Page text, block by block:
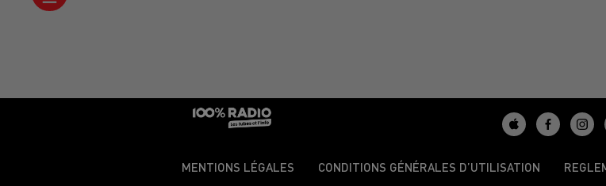
MENTIONS LÉGALES CONDITIONS GÉNÉRALES D’UTILISATION